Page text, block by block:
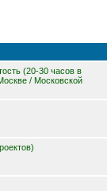
(20-30 часов в
/ Московской